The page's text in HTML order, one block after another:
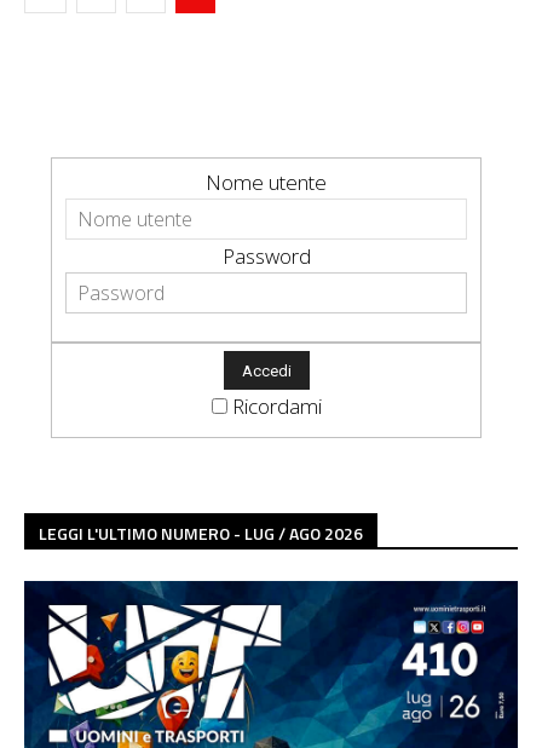
Nome utente
Password
Ricordami
LEGGI L'ULTIMO NUMERO - LUG / AGO 2026